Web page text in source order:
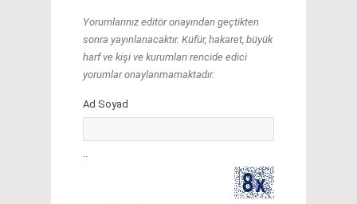
Yorumlarınız editör onayından geçtikten
sonra yayınlanacaktır. Küfür, hakaret, büyük
harf ve kişi ve kurumları rencide edici
yorumlar onaylanmamaktadır.
Ad Soyad